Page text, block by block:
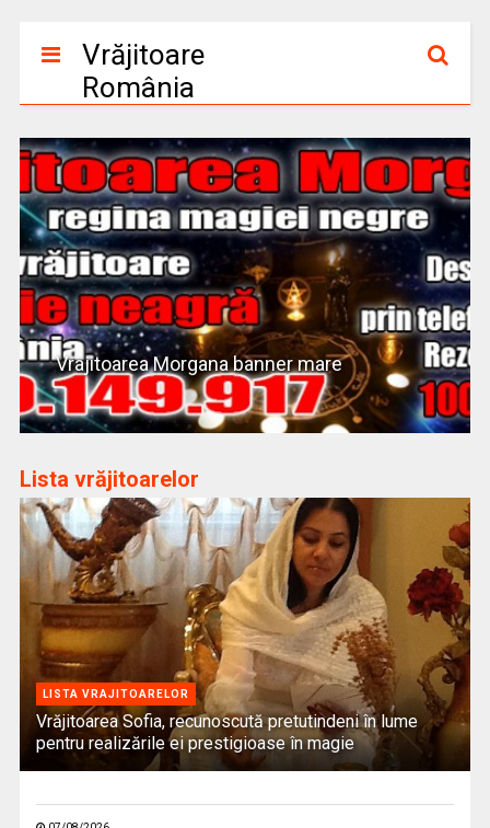
Vrăjitoare
România
Vrajitoarea Morgana banner mare
Lista vrăjitoarelor
LISTA VRAJITOARELOR
Vrăjitoarea Sofia, recunoscută pretutindeni în lume
pentru realizările ei prestigioase în magie